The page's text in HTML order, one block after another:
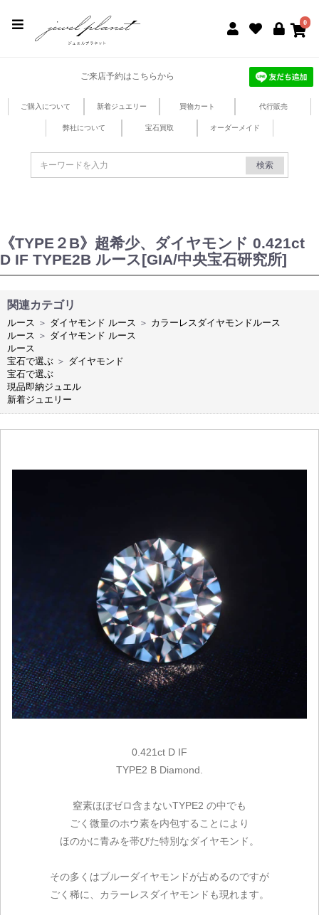
0
ご来店予約はこちらから
ご購入について 新着ジュエリー 買物カート 代行販売
弊社について 宝石買取 オーダーメイド
検索
《TYPE２B》超希少、ダイヤモンド 0.421ct
D IF TYPE2B ルース[GIA/中央宝石研究所]
関連カテゴリ
ルース ＞ ダイヤモンド ルース ＞ カラーレスダイヤモンドルース
ルース ＞ ダイヤモンド ルース
ルース
宝石で選ぶ ＞ ダイヤモンド
宝石で選ぶ
現品即納ジュエル
新着ジュエリー
0.421ct D IF
TYPE2 B Diamond.
窒素ほぼゼロ含まないTYPE2 の中でも
ごく微量のホウ素を内包することにより
ほのかに青みを帯びた特別なダイヤモンド。
その多くはブルーダイヤモンドが占めるのですが
ごく稀に、カラーレスダイヤモンドも現れます。